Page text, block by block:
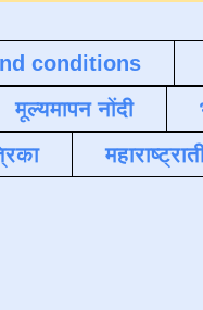
conditions
मूल्यमापन नोंदी